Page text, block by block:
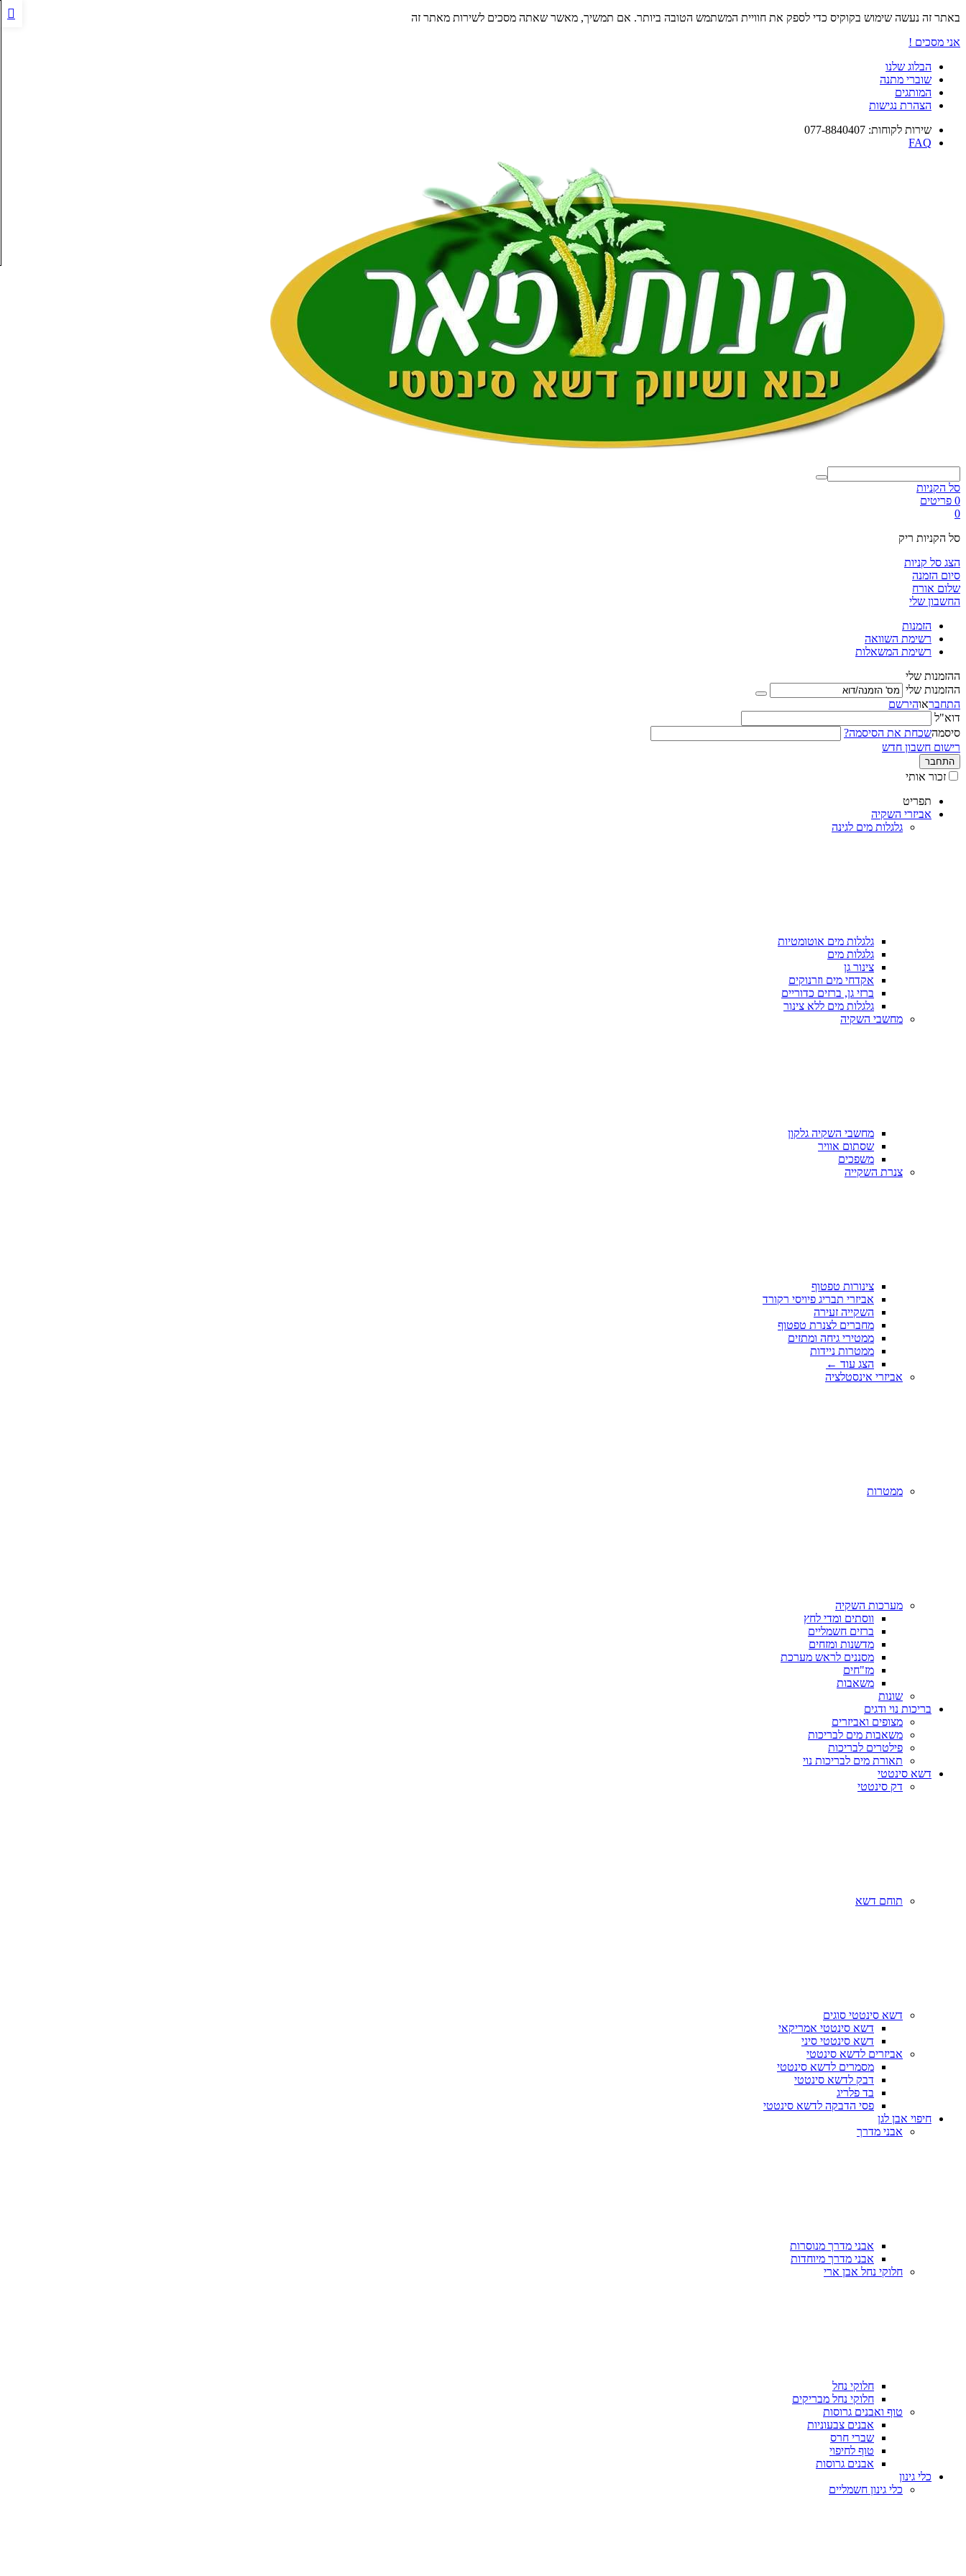
באתר זה נעשה שימוש בקוקיס כדי לספק את חוויית המשתמש הטובה ביותר. אם תמשיך, מאשר שאתה מסכים לשירות מאתר זה
אני מסכים !
הבלוג שלנו
שוברי מתנה
המותגים
הצהרת נגישות
שירות לקוחות: 077-8840407
FAQ
סל הקניות
0 פריטים
0
סל הקניות ריק
הצג סל קניות
סיום הזמנה
שלום אורח
החשבון שלי
הזמנות
רשימת השוואה
רשימת המשאלות
ההזמנות שלי
ההזמנות שלי
התחבראוהירשם
דוא"ל
סיסמהשכחת את הסיסמה?
רישום חשבון חדש
התחבר
זכור אותי
תפריט
אביזרי השקיה
גלגלות מים לגינה
גלגלות מים אוטומטיות
גלגלות מים
צינור גן
אקדחי מים וזרנוקים
ברזי גן, ברזים כדוריים
גלגלות מים ללא צינור
מחשבי השקיה
מחשבי השקיה גלקון
שסתום אוויר
משפכים
צנרת השקייה
צינורות טפטוף
אביזרי תבריג פיויסי רקורד
השקייה זעירה
מחברים לצנרת טפטוף
ממטירי גיחה ומתזים
ממטרות ניידות
הצג עוד ←
אביזרי אינסטלציה
ממטרות
מערכות השקיה
ווסתים ומדי לחץ
ברזים חשמליים
מדשנות ומזחים
מסננים לראש מערכת
מז"חים
משאבות
שונות
בריכות נוי ודגים
מצופים ואביזרים
משאבות מים לבריכות
פילטרים לבריכות
תאורת מים לבריכות נוי
דשא סינטטי
דק סינטטי
תוחם דשא
דשא סינטטי סוגים
דשא סינטטי אמריקאי
דשא סינטטי סיני
אביזרים לדשא סינטטי
מסמרים לדשא סינטטי
דבק לדשא סינטטי
בד פלריג
פסי הדבקה לדשא סינטטי
חיפוי אבן לגן
אבני מדרך
אבני מדרך מנוסרות
אבני מדרך מיוחדות
חלוקי נחל אבן ארי
חלוקי נחל
חלוקי נחל מבריקים
טוף ואבנים גרוסות
אבנים צבעוניות
שברי חרס
טוף לחיפוי
אבנים גרוסות
כלי גינון
כלי גינון חשמליים